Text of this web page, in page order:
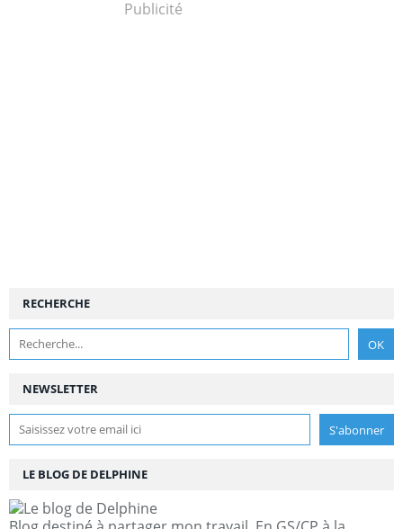
Publicité
NEWSLETTER
RECHERCHE
LE BLOG DE DELPHINE